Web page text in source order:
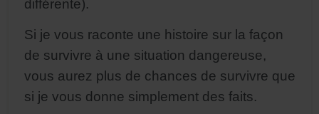
différente).
Si je vous raconte une histoire sur la façon
de survivre à une situation dangereuse,
vous aurez plus de chances de survivre que
si je vous donne simplement des faits.